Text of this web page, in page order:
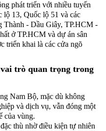
phát triển với nhiều tuyến
13, Quốc lộ 51 và các
Thành - Dầu Giây, TP.HCM -
ở TP.HCM và dự án sân
triển khai là các cửa ngõ
trò quan trọng trong
Nam Bộ, mặc dù không
và dịch vụ, vẫn đóng một
của vùng.
thù nhờ điều kiện tự nhiên